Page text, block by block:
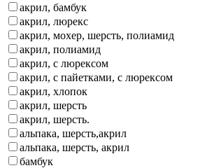
акрил, бамбук
акрил, люрекс
акрил, мохер, шерсть, полиамид
акрил, полиамид
акрил, с люрексом
акрил, с пайетками, с люрексом
акрил, хлопок
акрил, шерсть
акрил, шерсть.
альпака, шерсть,акрил
альпака, шерсть, акрил
бамбук